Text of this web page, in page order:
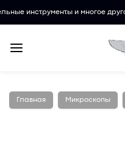
и многое другое.
Главная Микроскопы